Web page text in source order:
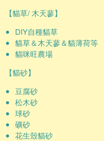
【貓草/ 木天蓼】
DIY自種貓草
貓草＆木天蓼＆貓薄荷等
貓咪旺農場
【貓砂】
豆腐砂
松木砂
球砂
礦砂
花生殼貓砂